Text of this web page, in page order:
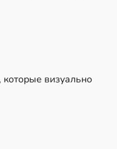
визуально